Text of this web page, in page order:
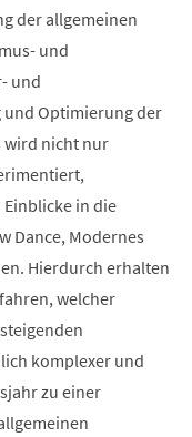
der allgemeinen
und
und
und Optimierung der
wird nicht nur
in die
Dance, Modernes
Hierdurch erhalten
welcher
komplexer und
zu einer